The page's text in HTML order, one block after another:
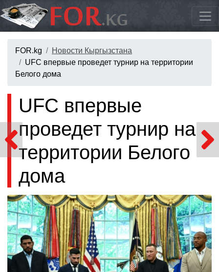
FOR.kg
Новости Кыргызстана
UFC впервые проведет турнир на территории
Белого дома
UFC впервые
проведет турнир на
территории Белого
дома